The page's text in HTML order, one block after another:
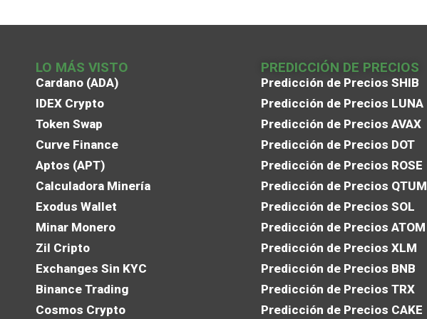
LO MÁS VISTO
Cardano (ADA)
IDEX Crypto
Token Swap
Curve Finance
Aptos (APT)
Calculadora Minería
Exodus Wallet
Minar Monero
Zil Cripto
Exchanges Sin KYC
Binance Trading
Cosmos Crypto
PREDICCIÓN DE PRECIOS
Predicción de Precios SHIB
Predicción de Precios LUNA
Predicción de Precios AVAX
Predicción de Precios DOT
Predicción de Precios ROSE
Predicción de Precios QTUM
Predicción de Precios SOL
Predicción de Precios ATOM
Predicción de Precios XLM
Predicción de Precios BNB
Predicción de Precios TRX
Predicción de Precios CAKE